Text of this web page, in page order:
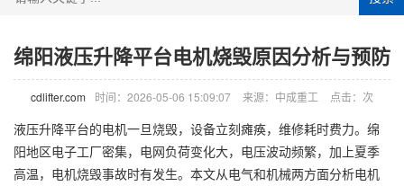
绵阳液压升降平台电机烧毁原因分析与预防
cdlifter.com 时间：2026-05-06 15:09:07 来源：中成重工 点击： 次
液压升降平台的电机一旦烧毁，设备立刻瘫痪，维修耗时费力。绵
阳地区电子工厂密集，电网负荷变化大，电压波动频繁，加上夏季
高温，电机烧毁事故时有发生。本文从电气和机械两方面分析电机